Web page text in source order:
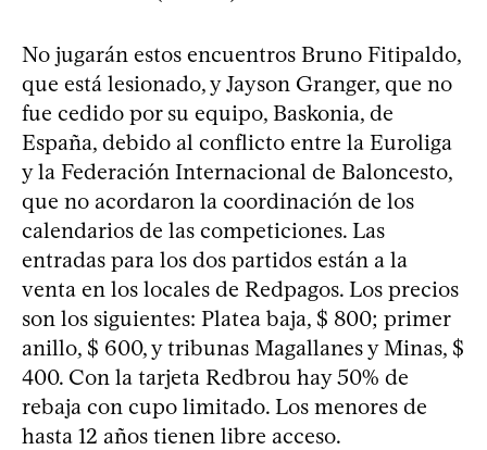
No jugarán estos encuentros Bruno Fitipaldo,
que está lesionado, y Jayson Granger, que no
fue cedido por su equipo, Baskonia, de
España, debido al conflicto entre la Euroliga
y la Federación Internacional de Baloncesto,
que no acordaron la coordinación de los
calendarios de las competiciones. Las
entradas para los dos partidos están a la
venta en los locales de Redpagos. Los precios
son los siguientes: Platea baja, $ 800; primer
anillo, $ 600, y tribunas Magallanes y Minas, $
400. Con la tarjeta Redbrou hay 50% de
rebaja con cupo limitado. Los menores de
hasta 12 años tienen libre acceso.